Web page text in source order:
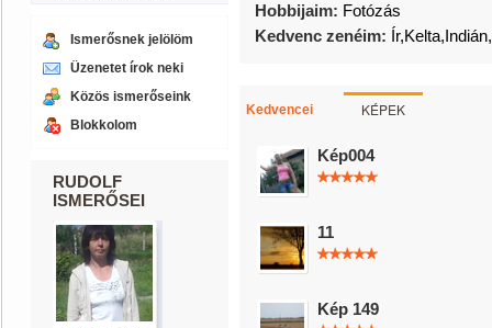
Ismerősnek jelölöm
Üzenetet írok neki
Közös ismerőseink
Blokkolom
RUDOLF
ISMERŐSEI
Hobbijaim: Fotózás
Kedvenc zenéim:
Kedvencei KÉPEK
Kép004
11
Kép 149